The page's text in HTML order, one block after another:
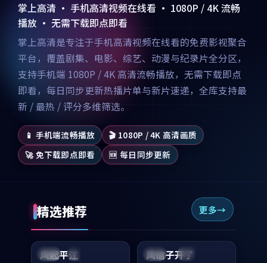
掌上高清 · 手机高清视频在线看 · 1080P / 4K 流畅
播放 · 无需下载即点即看
掌上高清是专注于手机高清视频在线看的免费影视聚合
平台，覆盖剧集、电影、综艺、动漫与纪录片全分区，
支持手机端 1080P / 4K 高清流畅播放，无需下载即点
即看，每日同步更新热播片单与新片速递，全库支持最
新 / 最热 / 评分多维筛选。
📱 手机端流畅播放
🎬 1080P / 4K 高清画质
🚀 免下载即点即看
🆕 每日同步更新
精选推荐 更多
美国 完结
99:07
风起平江 法国 4K
99:21
风信子开了